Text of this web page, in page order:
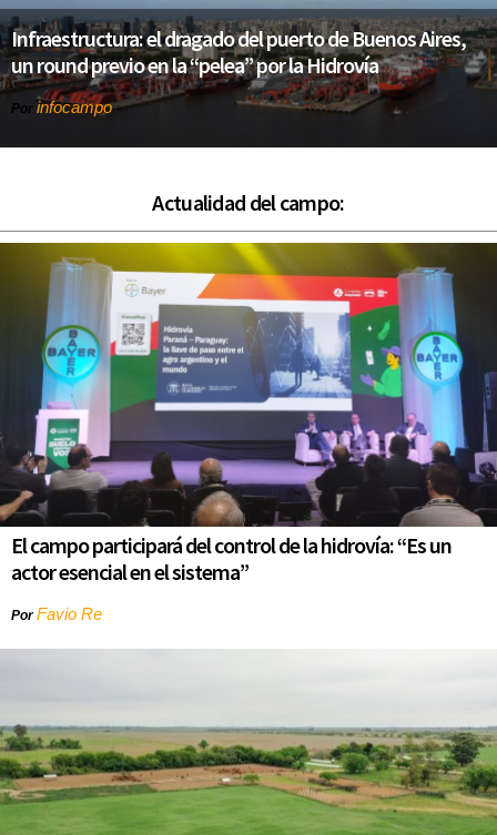
Infraestructura: el dragado del puerto de Buenos Aires,
un round previo en la “pelea” por la Hidrovía
Por infocampo
Actualidad del campo:
El campo participará del control de la hidrovía: “Es un
actor esencial en el sistema”
PorFavio Re